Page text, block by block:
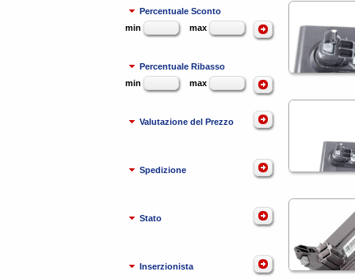
Percentuale Sconto
min
max
Percentuale Ribasso
min
max
Valutazione del Prezzo
Spedizione
Stato
Inserzionista